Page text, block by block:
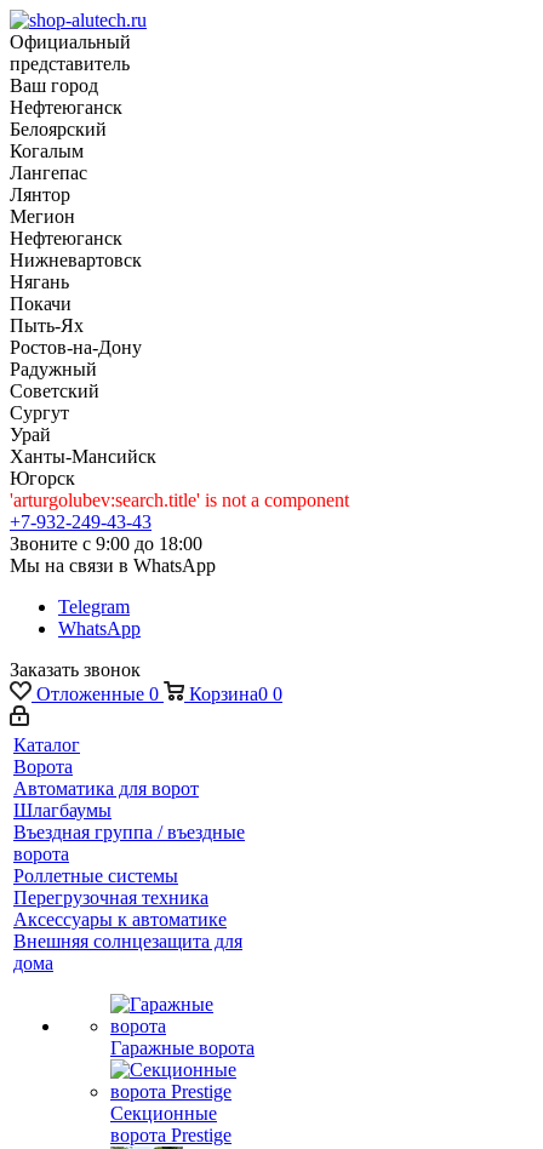
Официальный
представитель
Ваш город
Нефтеюганск
Белоярский
Когалым
Лангепас
Лянтор
Мегион
Нефтеюганск
Нижневартовск
Нягань
Покачи
Пыть-Ях
Рoстов-на-Дону
Радужный
Советский
Сургут
Урай
Ханты-Мансийск
Югорск
'arturgolubev:search.title' is not a component
+7-932-249-43-43
Звоните с 9:00 до 18:00
Мы на связи в WhatsApp
Telegram
WhatsApp
Заказать звонок
Отложенные 0 Корзина0 0
Каталог
Ворота
Автоматика для ворот
Шлагбаумы
Въездная группа / въездные
ворота
Роллетные системы
Перегрузочная техника
Аксессуары к автоматике
Внешняя солнцезащита для
дома
Гаражные ворота
Секционные
ворота Prestige